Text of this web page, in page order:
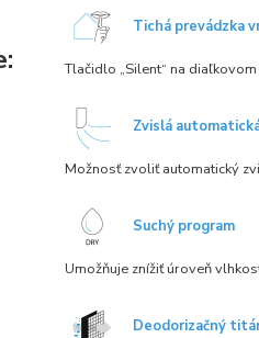
Tichá prevádzka
Tlačidlo „Silent“ na
Zvislá
Možnosť zvoliť automatický
Suchý program
Umožňuje znížiť úroveň
Deodorizačný